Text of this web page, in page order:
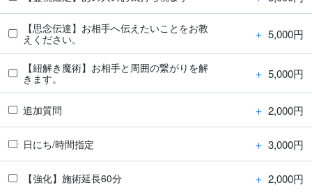
【思念伝達】お相手へ伝えたいことをお教
えください。
＋ 5,000円
【紐解き魔術】お相手と周囲の繋がりを解
きます。
＋ 5,000円
追加質問 ＋ 2,000円
日にち/時間指定 ＋ 3,000円
【強化】施術延長60分 ＋ 2,000円